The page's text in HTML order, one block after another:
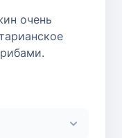
очень